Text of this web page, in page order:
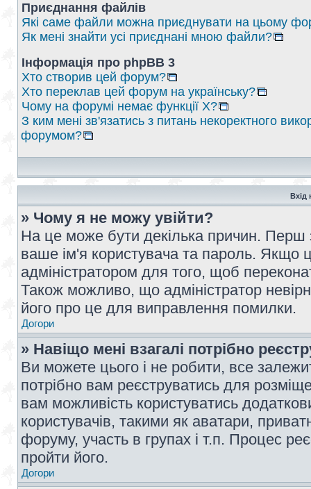
Приєднання файлів
Які саме файли можна приєднувати на цьому
Як мені знайти усі приєднані мною файли?
Інформація про phpBB 3
Хто створив цей форум?
Хто переклав цей форум на українську?
Чому на форумі немає функції X?
З ким мені зв'язатись з питань некоректного
форумом?
Вхід
» Чому я не можу увійти?
На це може бути декілька причин. Перш
ваше ім'я користувача та пароль. Якщо
адміністратором для того, щоб
Також можливо, що адміністратор
його про це для виправлення помилки.
Догори
» Навіщо мені взагалі потрібно
Ви можете цього і не робити, все
потрібно вам реєструватись для
вам можливість користуватись
користувачів, такими як аватари,
форуму, участь в групах і т.п. Процес
пройти його.
Догори